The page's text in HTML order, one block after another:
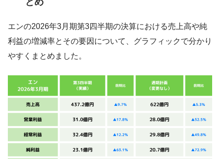
エンの2026年3月期第3四半期の決算における売上高や純
利益の増減率とその要因について、グラフィックで分かり
やすくまとめました。